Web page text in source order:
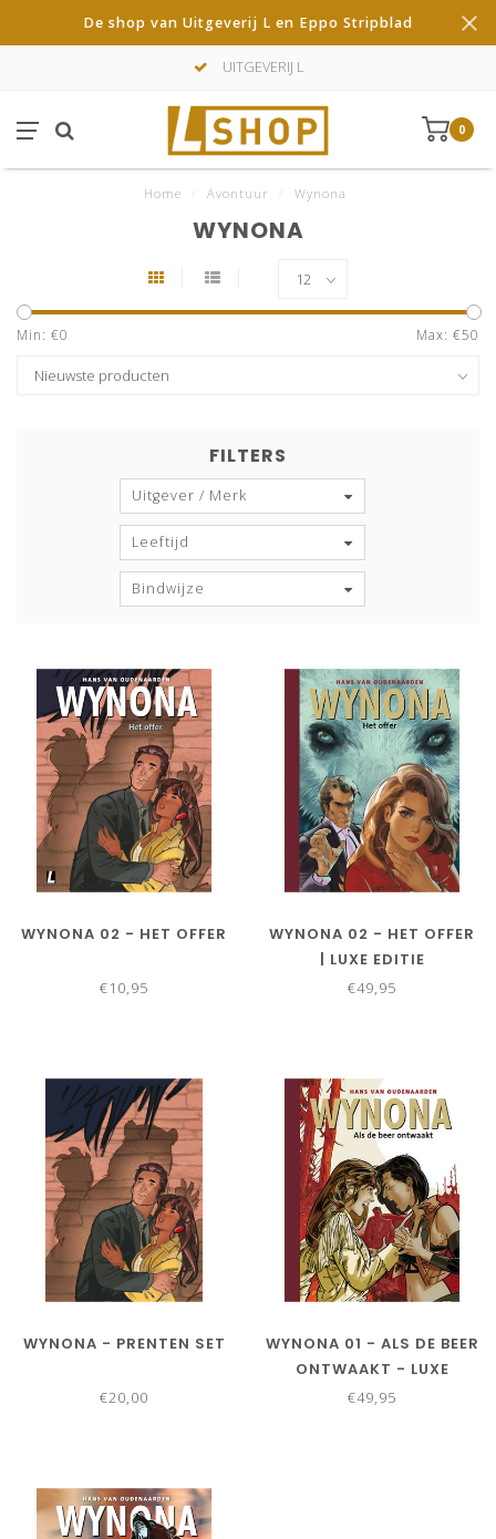
De shop van Uitgeverij L en Eppo Stripblad
UITGEVERIJ L
0
Home Avontuur Wynona
WYNONA
Min: €0 Max: €50
FILTERS
Uitgever / Merk
Leeftijd
Bindwijze
WYNONA 02 - HET OFFER
€10,95
WYNONA 02 - HET OFFER
| LUXE EDITIE
€49,95
WYNONA - PRENTEN SET
€20,00
WYNONA 01 - ALS DE BEER
ONTWAAKT - LUXE
€49,95